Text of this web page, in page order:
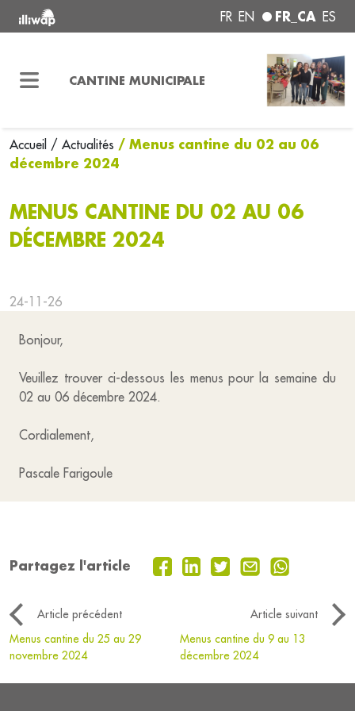
FR EN FR_CA ES
CANTINE MUNICIPALE
Accueil / Actualités / Menus cantine du 02 au 06
décembre 2024
MENUS CANTINE DU 02 AU 06
DÉCEMBRE 2024
24-11-26
Bonjour,
Veuillez trouver ci-dessous les menus pour la semaine du
02 au 06 décembre 2024.
Cordialement,
Pascale Farigoule
Partagez l'article
Article précédent
Article suivant
Menus cantine du 25 au 29
novembre 2024
Menus cantine du 9 au 13
décembre 2024